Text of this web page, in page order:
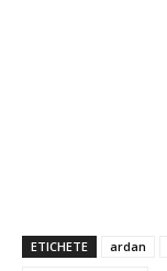
ETICHETE ardan